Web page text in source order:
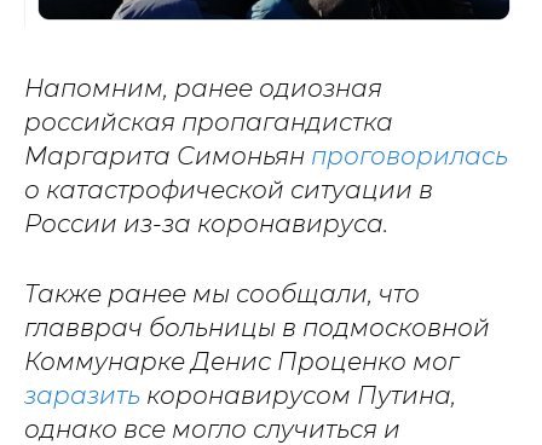
Напомним, ранее одиозная
российская пропагандистка
Маргарита Симоньян проговорилась
о катастрофической ситуации в
России из-за коронавируса.
Также ранее мы сообщали, что
главврач больницы в подмосковной
Коммунарке Денис Проценко мог
заразить коронавирусом Путина,
однако все могло случиться и